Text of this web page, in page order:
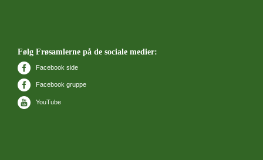
Følg Frøsamlerne på de sociale medier:
Facebook side
Facebook gruppe
YouTube